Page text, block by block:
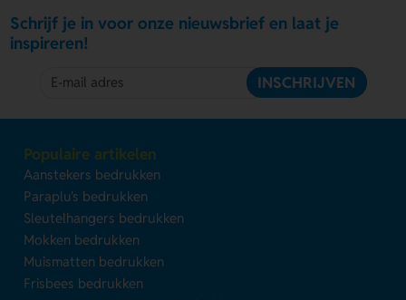
Schrijf je in voor onze nieuwsbrief en laat je
inspireren!
INSCHRIJVEN
Populaire artikelen
Aanstekers bedrukken
Paraplu's bedrukken
Sleutelhangers bedrukken
Mokken bedrukken
Muismatten bedrukken
Frisbees bedrukken